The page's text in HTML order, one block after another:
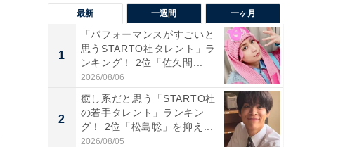
最新 一週間 一ヶ月
1
「パフォーマンスがすごいと
思うSTARTO社タレント」ラ
ンキング！ 2位「佐久間...
2026/08/06
2
癒し系だと思う「STARTO社
の若手タレント」ランキン
グ！ 2位「松島聡」を抑え...
2026/08/05